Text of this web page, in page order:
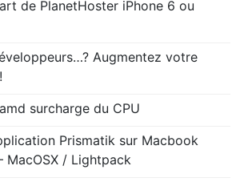
de PlanetHoster iPhone 6 ou
Augmentez votre
surcharge du CPU
Prismatik sur Macbook
MacOSX / Lightpack